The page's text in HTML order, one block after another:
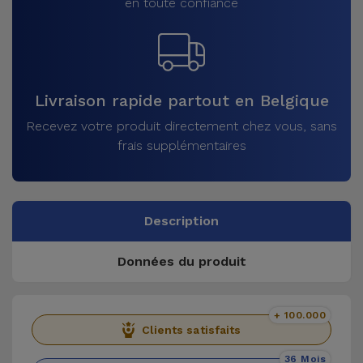
Livraison rapide partout en Belgique
Recevez votre produit directement chez vous, sans
frais supplémentaires
Description
Données du produit
Clients satisfaits
+ 100.000
36 Mois